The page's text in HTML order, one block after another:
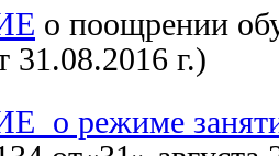
о поощрении
31.08.2016 г.)
режиме